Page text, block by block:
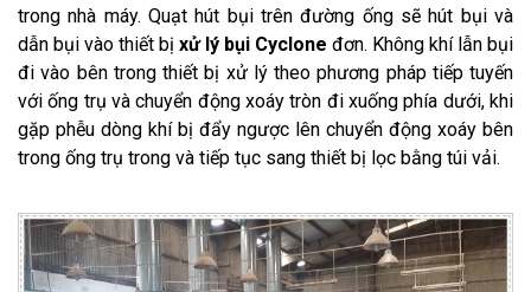
trong nhà máy. Quạt hút bụi trên đường ống sẽ hút bụi và
dẫn bụi vào thiết bị xử lý bụi Cyclone đơn. Không khí lẫn bụi
đi vào bên trong thiết bị xử lý theo phương pháp tiếp tuyến
với ống trụ và chuyển động xoáy tròn đi xuống phía dưới, khi
gặp phễu dòng khí bị đẩy ngược lên chuyển động xoáy bên
trong ống trụ trong và tiếp tục sang thiết bị lọc bằng túi vải.